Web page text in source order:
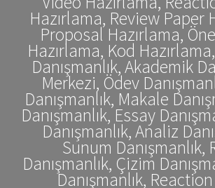
Hazırlama, Review Paper
Proposal Hazırlama,
Hazırlama, Kod
Danışmanlık, Akademik
Merkezi, Ödev
Danışmanlık, Makale
Danışmanlık, Essay
Danışmanlık, Analiz
Sunum Danışmanlık,
Danışmanlık, Çizim
Danışmanlık,